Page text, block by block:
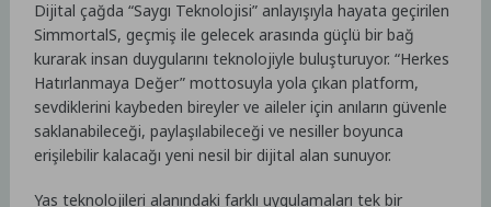
Dijital çağda “Saygı Teknolojisi” anlayışıyla hayata geçirilen
SimmortalS, geçmiş ile gelecek arasında güçlü bir bağ
kurarak insan duygularını teknolojiyle buluşturuyor. “Herkes
Hatırlanmaya Değer” mottosuyla yola çıkan platform,
sevdiklerini kaybeden bireyler ve aileler için anıların güvenle
saklanabileceği, paylaşılabileceği ve nesiller boyunca
erişilebilir kalacağı yeni nesil bir dijital alan sunuyor.
Yas teknolojileri alanındaki farklı uygulamaları tek bir